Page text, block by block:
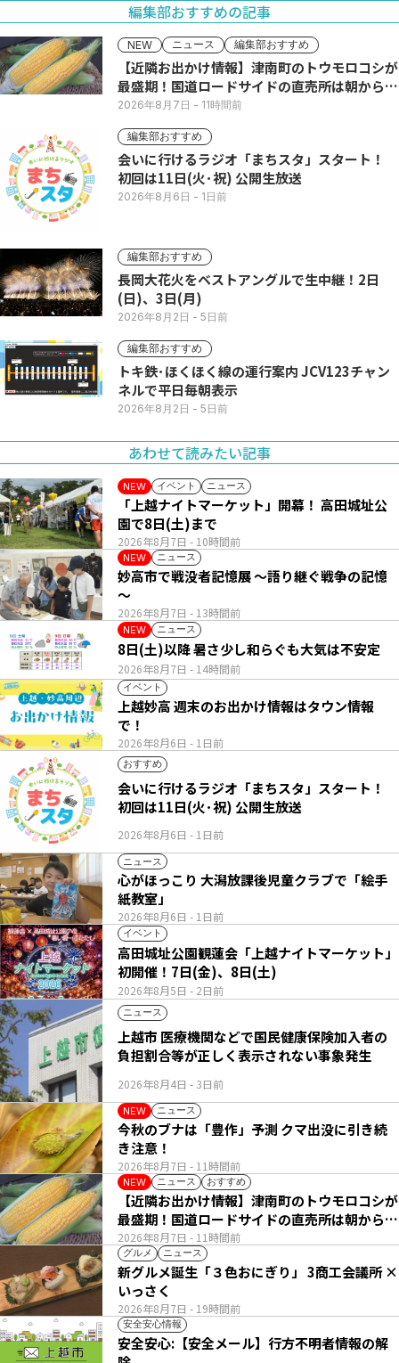
編集部おすすめの記事
NEW ニュース 編集部おすすめ
【近隣お出かけ情報】津南町のトウモロコシが
最盛期！国道ロードサイドの直売所は朝から長
い列
2026年8月7日 - 11時間前
編集部おすすめ
会いに行けるラジオ「まちスタ」スタート！
初回は11日(火･祝) 公開生放送
2026年8月6日 - 1日前
編集部おすすめ
長岡大花火をベストアングルで生中継！2日
(日)、3日(月)
2026年8月2日 - 5日前
編集部おすすめ
トキ鉄･ほくほく線の運行案内 JCV123チャン
ネルで平日毎朝表示
2026年8月2日 - 5日前
あわせて読みたい記事
NEW イベント ニュース
2026年8月7日 - 10時間前
「上越ナイトマーケット」開幕！ 高田城址公
園で8日(土)まで
NEW ニュース
2026年8月7日 - 13時間前
妙高市で戦没者記憶展 ～語り継ぐ戦争の記憶
～
NEW ニュース
2026年8月7日 - 14時間前
8日(土)以降 暑さ少し和らぐも大気は不安定
イベント
2026年8月6日 - 1日前
上越妙高 週末のお出かけ情報はタウン情報
で！
おすすめ
2026年8月6日 - 1日前
会いに行けるラジオ「まちスタ」スタート！
初回は11日(火･祝) 公開生放送
ニュース
2026年8月6日 - 1日前
心がほっこり 大潟放課後児童クラブで「絵手
紙教室」
イベント
2026年8月5日 - 2日前
高田城址公園観蓮会「上越ナイトマーケット」
初開催！7日(金)、8日(土)
ニュース
2026年8月4日 - 3日前
上越市 医療機関などで国民健康保険加入者の
負担割合等が正しく表示されない事象発生
NEW ニュース
2026年8月7日 - 11時間前
今秋のブナは「豊作」予測 クマ出没に引き続
き注意！
NEW ニュース おすすめ
2026年8月7日 - 11時間前
【近隣お出かけ情報】津南町のトウモロコシが
最盛期！国道ロードサイドの直売所は朝から長
い列
グルメ ニュース
2026年8月7日 - 19時間前
新グルメ誕生「３色おにぎり」 3商工会議所 ×
いっさく
安全安心情報
安全安心:【安全メール】行方不明者情報の解